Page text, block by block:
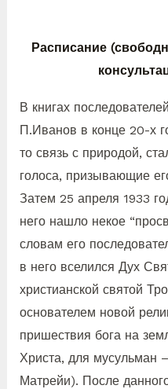
Расписание
В книгах
П.Иванов в конце 20-х
то связь с природой,
голоса, призывающие
Затем 25 апреля 1933
него нашло некое
словам его
в него вселился Дух
христианской святой
основателем новой
пришествия бога на
Христа, для мусульман
Матрейи). После